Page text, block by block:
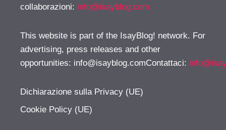
collaborazioni: info@isayblog.com
This website is part of the IsayBlog! network. For
advertising, press releases and other
opportunities: info@isayblog.comContattaci:
Dichiarazione sulla Privacy (UE)
Cookie Policy (UE)